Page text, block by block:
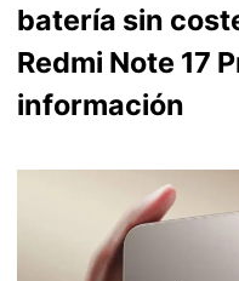
batería sin
Redmi Note 17
información